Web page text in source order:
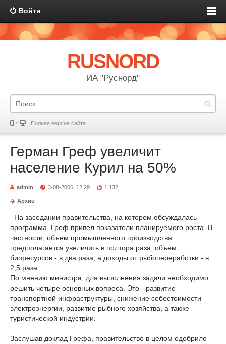
Войти
RUSNORD
ИА "Руснорд"
Полная версия сайта
Герман Греф увеличит
население Курил на 50%
admin 3-08-2006, 12:29 1 132
Архив
На заседании правительства, на котором обсуждалась
программа, Греф привел показатели планируемого роста. В
частности, объем промышленного производства
предполагается увеличить в полтора раза, объем
биоресурсов - в два раза, а доходы от рыбопереработки - в
2,5 раза.
По мнению министра, для выполнения задачи необходимо
решить четыре основных вопроса. Это - развитие
транспортной инфраструктуры, снижение себестоимости
электроэнергии, развитие рыбного хозяйства, а также
туристической индустрии.
Заслушав доклад Грефа, правительство в целом одобрило